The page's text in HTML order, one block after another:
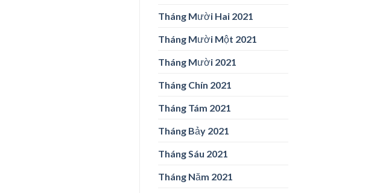
Tháng Mười Hai 2021
Tháng Mười Một 2021
Tháng Mười 2021
Tháng Chín 2021
Tháng Tám 2021
Tháng Bảy 2021
Tháng Sáu 2021
Tháng Năm 2021